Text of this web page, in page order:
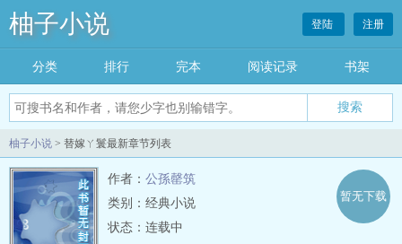
柚子小说 登陆 注册
分类 排行 完本 阅读记录 书架
柚子小说 > 替嫁ㄚ鬟最新章节列表
作者： 公孫罄筑
类别：经典小说
状态：连载中
暂无下载